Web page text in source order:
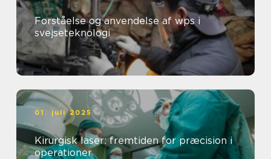
Forståelse og anvendelse af wps i
svejseteknologi
01. juli 2025
Kirurgisk laser: fremtiden for præcision i
operationer